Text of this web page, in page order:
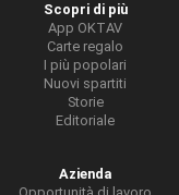
Scopri di più
App OKTAV
Carte regalo
I più popolari
Nuovi spartiti
Storie
Editoriale
Azienda